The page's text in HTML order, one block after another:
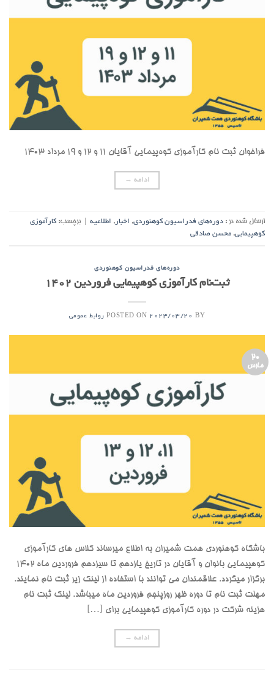
فراخوان ثبت نام کارآموزی کوه‌پیمایی آقایان ۱۱ و ۱۲ و ۱۹ مرداد ۱۴۰۳
ادامه →
ارسال شده در : دوره‌های فدراسیون کوهنوردی, اخبار , اطلاعیه برچسب: کارآموزی
کوهپیمایی, محسن صادقی
دوره‌های فدراسیون کوهنوردی
ثبت‌نام کارآموزی کوهپیمایی فروردین 1402
POSTED ON 2023/03/20 BY روابط عمومی
20
مارس
باشگاه کوهنوردی همت شمیران به اطلاع میرساند کلاس های کارآموزی
کوهپیمایی بانوان و آقایان در تاریخ یازدهم تا سیزدهم فروردین ماه 1402
برگزار میگردد. علاقمندان می توانند با استفاده از لینک زیر ثبت نام نمایند.
مهلت ثبت نام تا دوره ظهر روزپنجم فروردین ماه میباشد. لینک ثبت نام
هزینه شرکت در دوره کارآموزی کوهپیمایی برای […]
ادامه →